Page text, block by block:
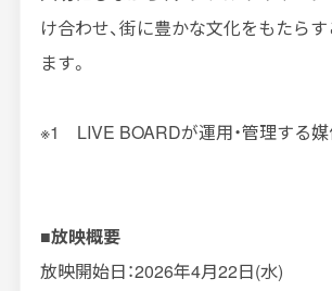
け合わせ、街に豊かな文化をもたら
ます。
※1 LIVE BOARDが運用・管理する
■放映概要
放映開始日：2026年4月22日(水)